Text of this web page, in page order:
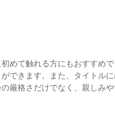
めて触れる方にもおすすめ
できます。また、タイトル
厳格さだけでなく、親しみ